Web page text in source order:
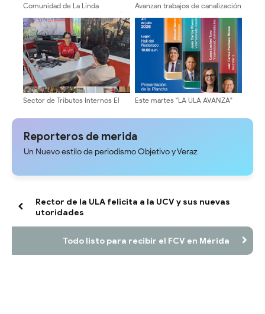
Comunidad de La Linda
consolida la canalización del río
junto al Poder Popular
Avanzan trabajos de canalización
en el río La Pedregosa
Sector de Tributos Internos El
Vigía despliega operativos de
atención y control fiscal
Este martes "LA ULA AVANZA"
Reporteros de merida
Un Nuevo estilo de periodismo Objetivo y Veraz
Rector de la ULA felicita a la UCV y sus nuevas
utoridades
Todo listo para recibir el FCV en Mérida